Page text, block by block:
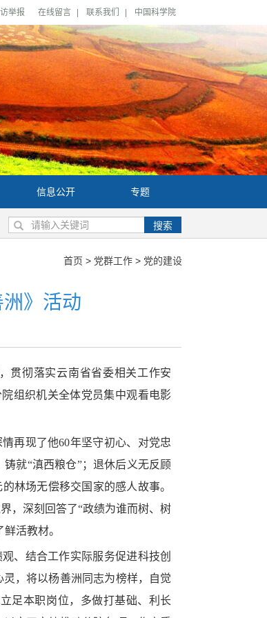
举报 在线留言 联系我们 中国科学院
信息公开 专题
搜索
首页 > 党群工作> 党的建设
》活动
贯彻落实云南省省委相关工作安
组织机关全体党员集中观看电影
再现了他60年坚守初心、对党忠
就“滇西粮仓”；退休后义无反顾
林场无偿移交国家的感人故事。
，深刻回答了“政绩为谁而树、树
活教材。
、结合工作实际服务促进科技创
，将以杨善洲同志为榜样，自觉
足本职岗位，多做打基础、利长